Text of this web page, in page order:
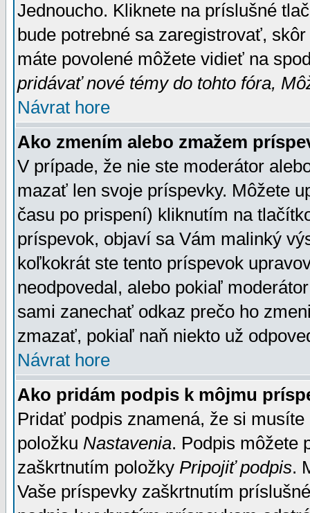
Jednoucho. Kliknete na príslušné
bude potrebné sa zaregistrovať,
máte povolené môžete vidieť na
pridávať nové témy do tohto fóra,
Návrat hore
Ako zmením alebo zmažem
V prípade, že nie ste moderátor
mazať len svoje príspevky. Môžete
času po prispení) kliknutím na
príspevok, objaví sa Vám malinký
koľkokrát ste tento príspevok
neodpovedal, alebo pokiaľ
sami zanechať odkaz prečo ho
zmazať, pokiaľ naň niekto už
Návrat hore
Ako pridám podpis k môjmu
Pridať podpis znamená, že si
položku Nastavenia. Podpis môžete
zaškrtnutím položky Pripojiť podpis.
Vaše príspevky zaškrtnutím